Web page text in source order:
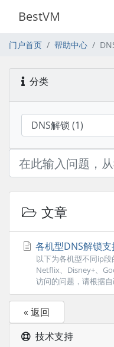
BestVM
门户首页 帮助中心
分类
文章
各机型DNS解锁支
以下为各机型不同ip
Netflix、Disney+、
访问的问题，请根据
« 返回
技术支持